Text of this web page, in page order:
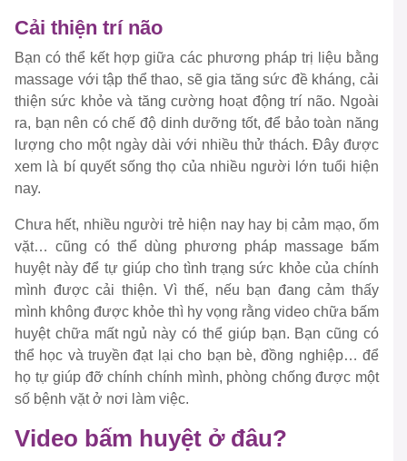
Cải thiện trí não
Bạn có thể kết hợp giữa các phương pháp trị liệu bằng
massage với tập thể thao, sẽ gia tăng sức đề kháng, cải
thiện sức khỏe và tăng cường hoạt động trí não. Ngoài
ra, bạn nên có chế độ dinh dưỡng tốt, để bảo toàn năng
lượng cho một ngày dài với nhiều thử thách. Đây được
xem là bí quyết sống thọ của nhiều người lớn tuổi hiện
nay.
Chưa hết, nhiều người trẻ hiện nay hay bị cảm mạo, ốm
vặt… cũng có thể dùng phương pháp massage bấm
huyệt này để tự giúp cho tình trạng sức khỏe của chính
mình được cải thiện. Vì thế, nếu bạn đang cảm thấy
mình không được khỏe thì hy vọng rằng video chữa bấm
huyệt chữa mất ngủ này có thể giúp bạn. Bạn cũng có
thể học và truyền đạt lại cho bạn bè, đồng nghiệp… để
họ tự giúp đỡ chính chính mình, phòng chống được một
số bệnh vặt ở nơi làm việc.
Video bấm huyệt ở đâu?